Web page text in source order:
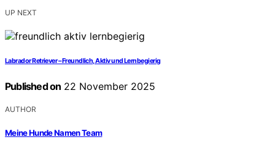
UP NEXT
Labrador Retriever – Freundlich, Aktiv und Lernbegierig
Published on 22 November 2025
AUTHOR
Meine Hunde Namen Team